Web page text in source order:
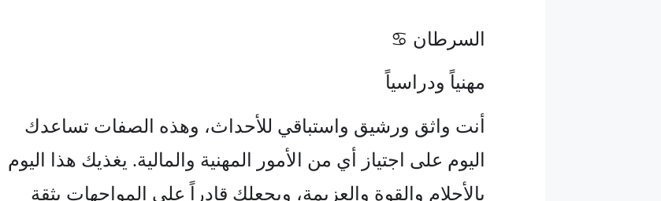
السرطان ♋
مهنياً ودراسياً
أنت واثق ورشيق واستباقي للأحداث، وهذه الصفات تساعدك
اليوم على اجتياز أي من الأمور المهنية والمالية. يغذيك هذا اليوم
بالأحلام والقوة والعزيمة، ويجعلك قادراً على المواجهات بثقة